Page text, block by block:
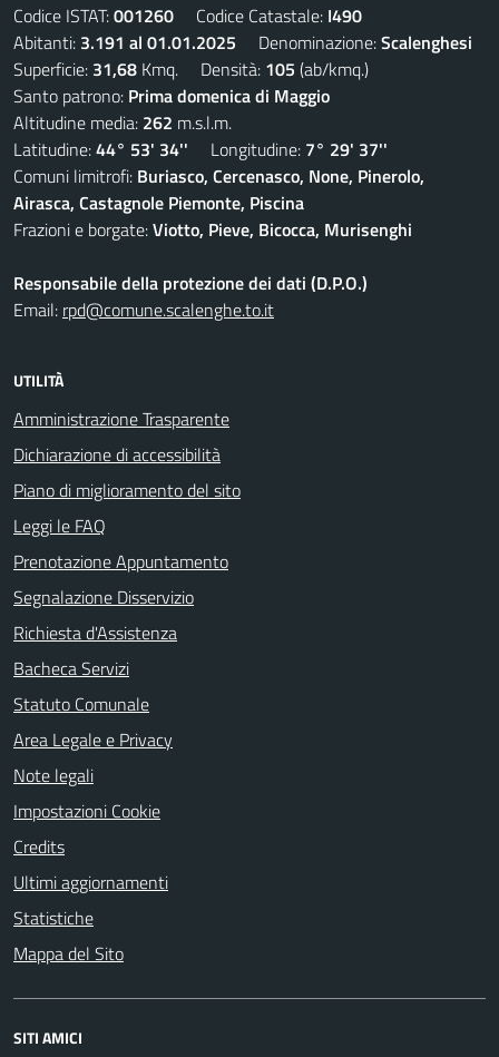
Codice ISTAT:001260 Codice Catastale: I490
Abitanti: 3.191 al 01.01.2025 Denominazione:Scalenghesi
Superficie: 31,68 Kmq. Densità: 105 (ab/kmq.)
Santo patrono: Prima domenica di Maggio
Altitudine media: 262 m.s.l.m.
Latitudine:44° 53' 34'' Longitudine: 7° 29' 37''
Comuni limitrofi: Buriasco, Cercenasco, None, Pinerolo,
Airasca, Castagnole Piemonte, Piscina
Frazioni e borgate:Viotto, Pieve, Bicocca, Murisenghi
Responsabile della protezione dei dati (D.P.O.)
Email: rpd@comune.scalenghe.to.it
UTILITÀ
Amministrazione Trasparente
Dichiarazione di accessibilità
Piano di miglioramento del sito
Leggi le FAQ
Prenotazione Appuntamento
Segnalazione Disservizio
Richiesta d'Assistenza
Bacheca Servizi
Statuto Comunale
Area Legale e Privacy
Note legali
Impostazioni Cookie
Credits
Ultimi aggiornamenti
Statistiche
Mappa del Sito
SITI AMICI